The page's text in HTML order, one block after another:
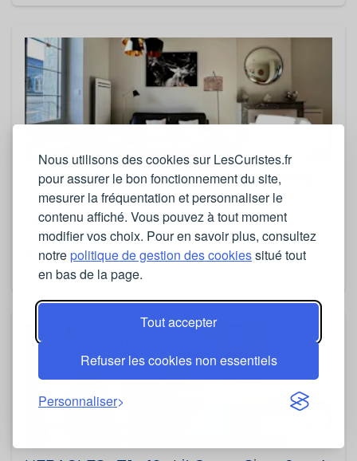
Nous utilisons des cookies sur LesCuristes.fr
pour assurer le bon fonctionnement du site,
mesurer la fréquentation et personnaliser le
contenu affiché. Vous pouvez à tout moment
modifier vos choix. Pour en savoir plus, consultez
notrepolitique de gestion des cookiessitué tout
en bas de la page.
Tout accepter
Refuser les cookies non essentiels
Personnaliser
La Martine - T2 ensoleillé proche thermes
Appartement 2 pièces 2 personnes 45 m²
A partir de
850€ les 3 semaines